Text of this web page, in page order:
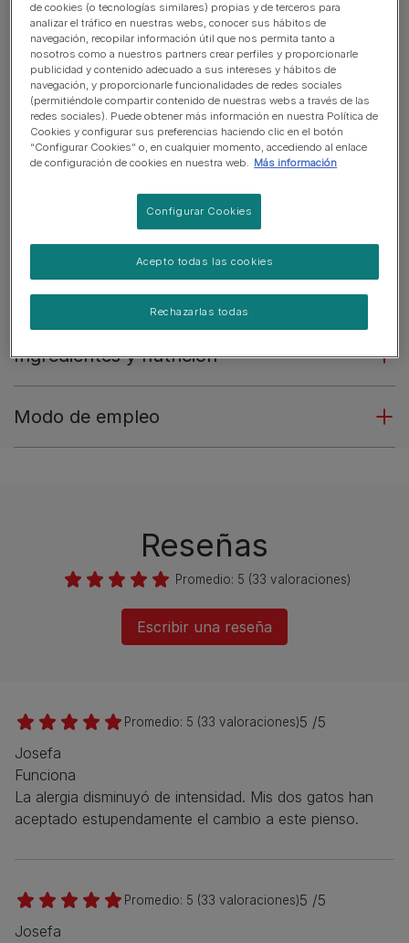
reducir la presencia de Fel d 1, un alérgeno que se
encuentra en el pelo y las descamaciones cutáneas
del gato.
Con resultados a partir de la tercera semana de
administración diaria*, este producto es una forma
segura** e innovadora en el manejo de los
alérgenos con el beneficio añadido de ofrecer un
gran sabor y una nutrición sobresaliente para el
mantenimiento a largo plazo de la salud de tu gato.
Descripción del producto
Ingredientes y nutrición
Modo de empleo
Reseñas
Promedio: 5 (33 valoraciones)
Escribir una reseña
Promedio: 5 (33 valoraciones)5 /5
Josefa
Funciona
La alergia disminuyó de intensidad. Mis dos gatos han
aceptado estupendamente el cambio a este pienso.
Promedio: 5 (33 valoraciones)5 /5
Josefa
de cookies (o tecnologías similares) propias y de terceros para
analizar el tráfico en nuestras webs, conocer sus hábitos de
navegación, recopilar información útil que nos permita tanto a
nosotros como a nuestros partners crear perfiles y proporcionarle
publicidad y contenido adecuado a sus intereses y hábitos de
navegación, y proporcionarle funcionalidades de redes sociales
(permitiéndole compartir contenido de nuestras webs a través de las
redes sociales). Puede obtener más información en nuestra Política de
Cookies y configurar sus preferencias haciendo clic en el botón
“Configurar Cookies” o, en cualquier momento, accediendo al enlace
de configuración de cookies en nuestra web. Más información
Configurar Cookies
Rechazarlas todas
Acepto todas las cookies